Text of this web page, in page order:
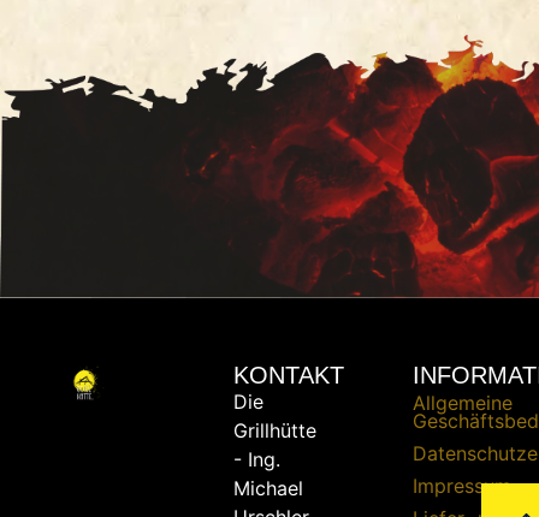
KONTAKT
Die
Grillhütte
- Ing.
Michael
Allgemeine
Impressum